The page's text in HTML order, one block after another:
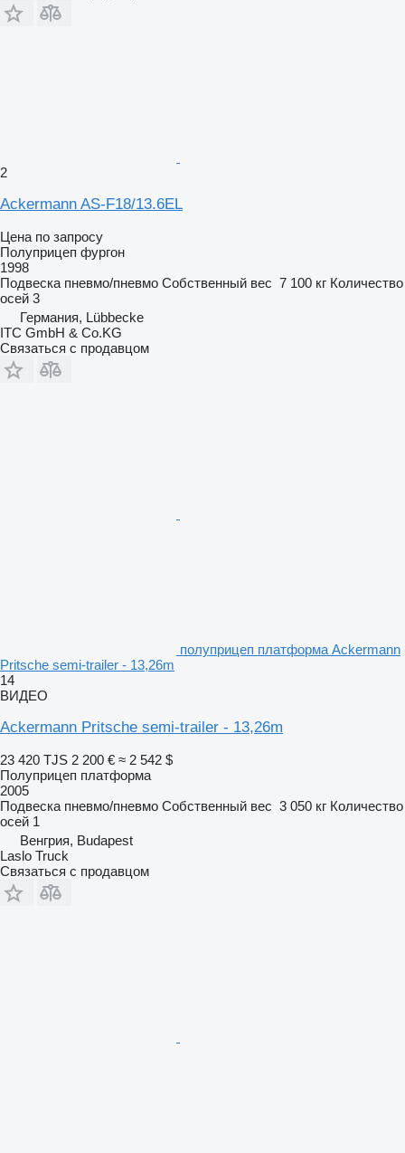
2
Ackermann AS-F18/13.6EL
Цена по запросу
Полуприцеп фургон
1998
Подвеска пневмо/пневмо Собственный вес 7 100 кг Количество
осей 3
Германия, Lübbecke
ITC GmbH & Co.KG
Связаться с продавцом
полуприцеп платформа Ackermann
Pritsche semi-trailer - 13,26m
14
ВИДЕО
Ackermann Pritsche semi-trailer - 13,26m
23 420 TJS 2 200 € ≈ 2 542 $
Полуприцеп платформа
2005
Подвеска пневмо/пневмо Собственный вес 3 050 кг Количество
осей 1
Венгрия, Budapest
Laslo Truck
Связаться с продавцом